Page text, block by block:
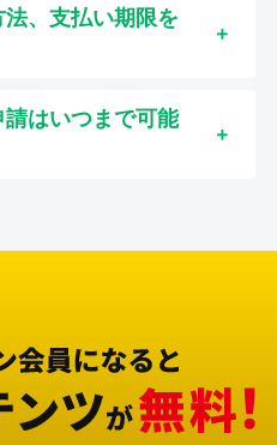
、支払い期限を
はいつまで可能